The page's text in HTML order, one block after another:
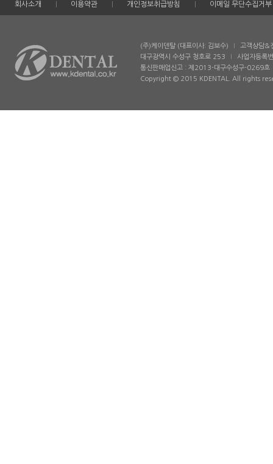
회사소개 이용약관 개인정보취급방침 이메일 무단수집거부
(주)케이덴탈 (대표이사: 김보수)
고객상담
대구광역시 수성구 청호로 253
사업자등
통신판매업신고 : 제2013-대구수성구-0269호
Copyright © 2015 KDENTAL. All rights